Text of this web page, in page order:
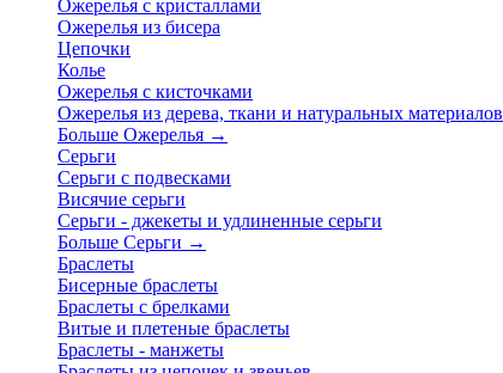
Ожерелья с кристаллами
Ожерелья из бисера
Цепочки
Колье
Ожерелья с кисточками
Ожерелья из дерева, ткани и натуральных материалов
Больше Ожерелья →
Серьги
Серьги с подвесками
Висячие серьги
Серьги - джекеты и удлиненные серьги
Больше Серьги →
Браслеты
Бисерные браслеты
Браслеты с брелками
Витые и плетеные браслеты
Браслеты - манжеты